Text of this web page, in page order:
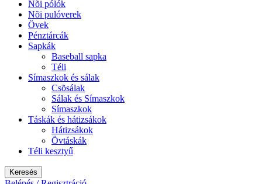
Nõi pólók
Nõi pulóverek
Övek
Pénztárcák
Sapkák
Baseball sapka
Téli
Símaszkok és sálak
Csõsálak
Sálak és Símaszkok
Símaszkok
Táskák és hátizsákok
Hátizsákok
Övtáskák
Téli kesztyű
Keresés